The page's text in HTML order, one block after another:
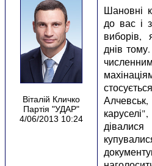
Віталій Кличко
Партія "УДАР"
4/06/2013 10:24
Шановні
до вас і
виборів,
днів